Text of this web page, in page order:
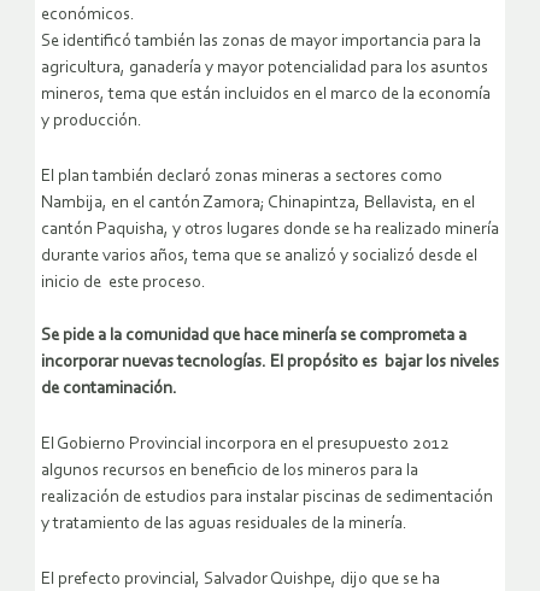
económicos.
Se identificó también las zonas de mayor importancia para la
agricultura, ganadería y mayor potencialidad para los asuntos
mineros, tema que están incluidos en el marco de la economía
y producción.
El plan también declaró zonas mineras a sectores como
Nambija, en el cantón Zamora; Chinapintza, Bellavista, en el
cantón Paquisha, y otros lugares donde se ha realizado minería
durante varios años, tema que se analizó y socializó desde el
inicio de este proceso.
Se pide a la comunidad que hace minería se comprometa a
incorporar nuevas tecnologías. El propósito es bajar los niveles
de contaminación.
El Gobierno Provincial incorpora en el presupuesto 2012
algunos recursos en beneficio de los mineros para la
realización de estudios para instalar piscinas de sedimentación
y tratamiento de las aguas residuales de la minería.
El prefecto provincial, Salvador Quishpe, dijo que se ha